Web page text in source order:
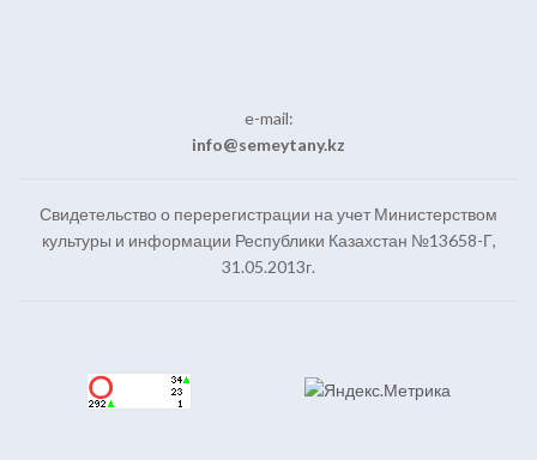
e-mail:
info@semeytany.kz
Свидетельство о перерегистрации на учет Министерством
культуры и информации Республики Казахстан №13658-Г,
31.05.2013г.